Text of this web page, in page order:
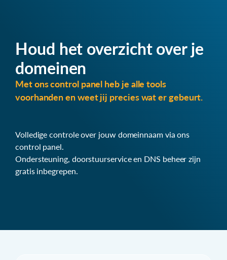
Houd het overzicht over je
domeinen
Met ons control panel heb je alle tools
voorhanden en weet jij precies wat er gebeurt.
Volledige controle over jouw domeinnaam via ons
control panel.
Ondersteuning, doorstuurservice en DNS beheer zijn
gratis inbegrepen.